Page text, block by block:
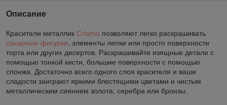
Описание
Красители металлик Criamo позволяют легко раскрашивать
сахарные фигурки , элементы лепки или просто поверхности
торта или других десертов. Раскрашивайте изящные детали с
помощью тонкой кисти, большие поверхности с помощью
спонжа. Достаточно всего одного слоя красителя и ваши
сладости заиграют яркими блестящими цветами и чистым
металлическим сиянием золота, серебра или бронзы.